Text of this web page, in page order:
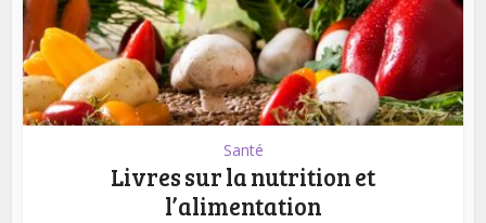
Santé
Livres sur la nutrition et
l’alimentation